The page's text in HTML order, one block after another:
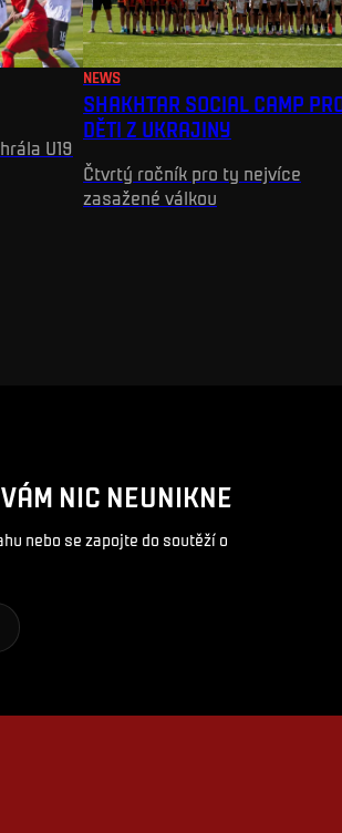
U19
NEWS
SHAKHTAR SOCIAL CAMP
DĚTI Z UKRAJINY
Čtvrtý ročník pro ty nejvíce
zasažené válkou
NIC NEUNIKNE
nebo se zapojte do soutěží o